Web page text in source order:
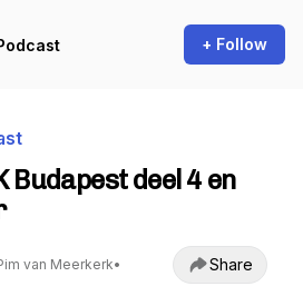
+ Follow
Budapest deel 4 en
van Meerkerk•
Share